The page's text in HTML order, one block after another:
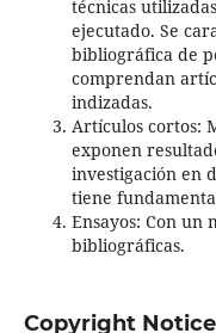
técnicas
ejecutado. Se
bibliográfica de
comprendan
indizadas.
Artículos cortos:
exponen
investigación en
tiene
Ensayos: Con un
bibliográficas.
Copyright Notice